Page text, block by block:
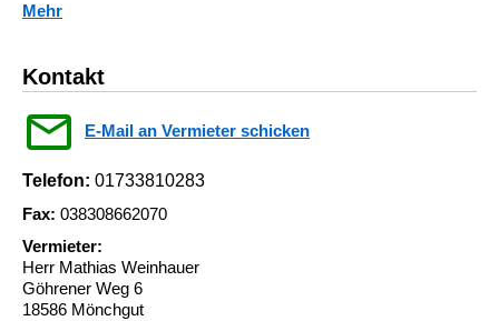
Mehr
Kontakt
E-Mail an Vermieter schicken
Telefon: 01733810283
Fax: 038308662070
Vermieter:
Herr Mathias Weinhauer
Göhrener Weg 6
18586 Mönchgut